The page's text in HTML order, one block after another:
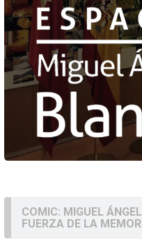
COMIC: MIGUEL
FUERZA DE LA